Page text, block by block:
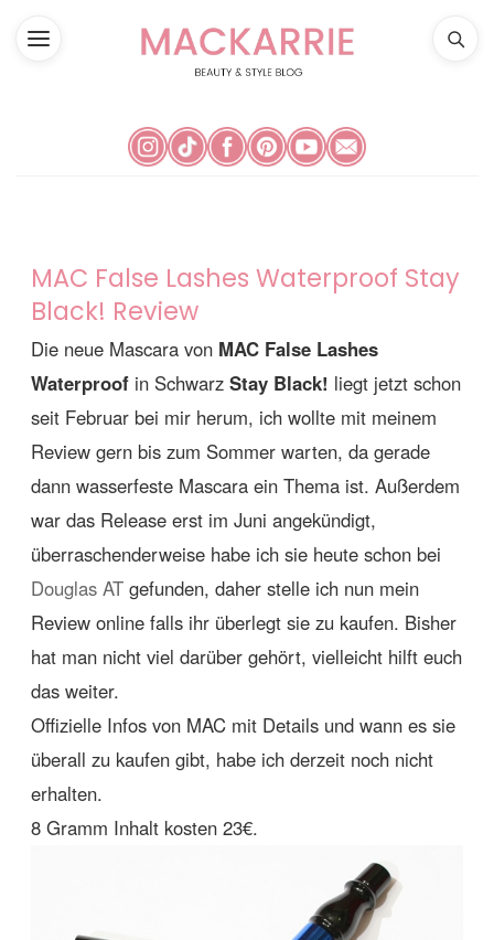
MAC False Lashes Waterproof Stay
Black! Review
Die neue Mascara von MAC False Lashes
Waterproof in Schwarz Stay Black! liegt jetzt schon
seit Februar bei mir herum, ich wollte mit meinem
Review gern bis zum Sommer warten, da gerade
dann wasserfeste Mascara ein Thema ist. Außerdem
war das Release erst im Juni angekündigt,
überraschenderweise habe ich sie heute schon bei
Douglas AT gefunden, daher stelle ich nun mein
Review online falls ihr überlegt sie zu kaufen. Bisher
hat man nicht viel darüber gehört, vielleicht hilft euch
das weiter.
Offizielle Infos von MAC mit Details und wann es sie
überall zu kaufen gibt, habe ich derzeit noch nicht
erhalten.
8 Gramm Inhalt kosten 23€.